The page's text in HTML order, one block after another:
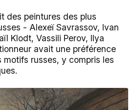
des peintures des plus
- Alexeï Savrassov, Ivan
Klodt, Vassili Perov, Ilya
avait une préférence
motifs russes, y compris les